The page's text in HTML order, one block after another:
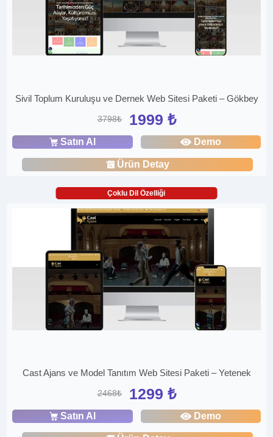
Sivil Toplum Kuruluşu ve Dernek Web Sitesi Paketi – Gökbey
3798₺ 1999 ₺
Satın Al Demo
Ürün Detay
Çoklu Dil Özelliği
Cast Ajans ve Model Tanıtım Web Sitesi Paketi – Yetenek
2468₺ 1299 ₺
Satın Al Demo